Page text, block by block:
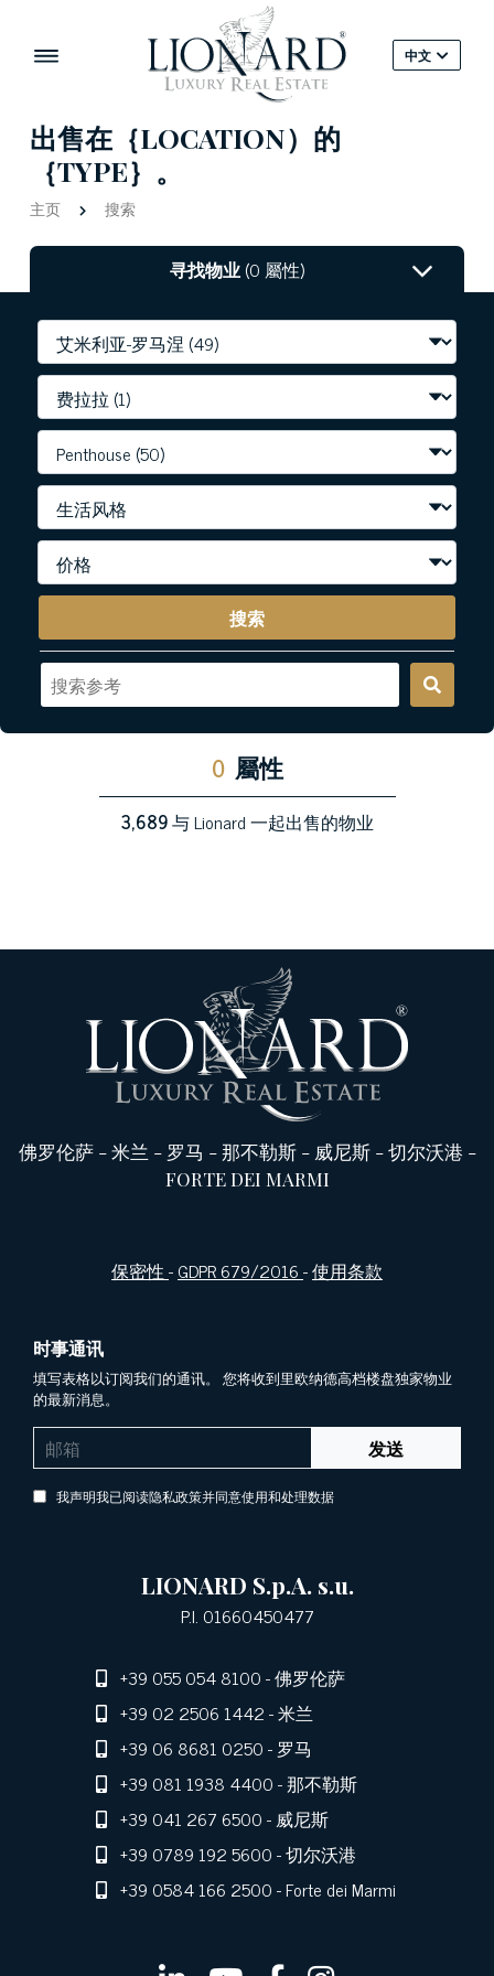
中文
出售在｛LOCATION）的
｛TYPE｝。
主页 搜索
寻找物业(0 屬性)
搜索
0 屬性
3,689与 Lionard 一起出售的物业
佛罗伦萨-米兰 - 罗马 -那不勒斯- 威尼斯-切尔沃港 -
FORTE DEI MARMI
保密性-GDPR 679/2016-使用条款
时事通讯
填写表格以订阅我们的通讯。 您将收到里欧纳德高档楼盘独家物业
的最新消息。
发送
我声明我已阅读隐私政策并同意使用和处理数据
LIONARD S.p.A. s.u.
P.I. 01660450477
+39 055 054 8100- 佛罗伦萨
+39 02 2506 1442- 米兰
+39 06 8681 0250- 罗马
+39 081 1938 4400- 那不勒斯
+39 041 267 6500- 威尼斯
+39 0789 192 5600- 切尔沃港
+39 0584 166 2500- Forte dei Marmi